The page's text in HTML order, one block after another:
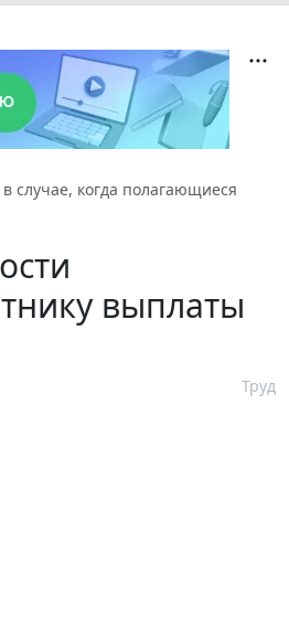
случае, когда полагающиеся
выплаты
Труд